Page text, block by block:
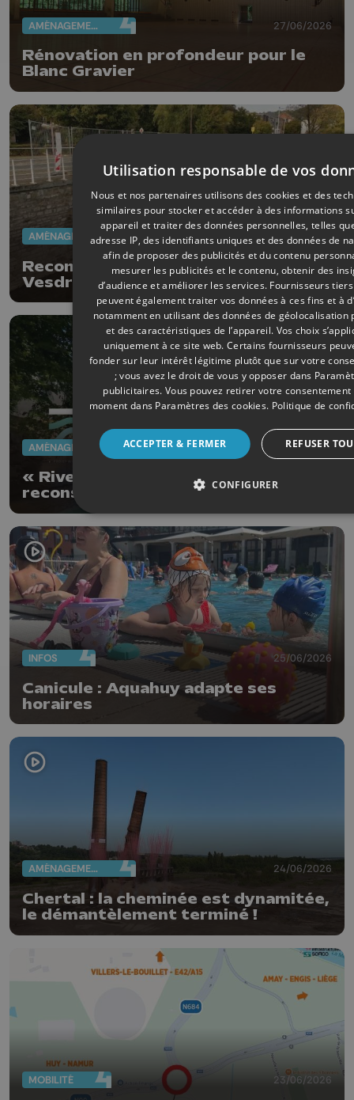
AMÉNAGEMENT DU TERRITOIRE 27/06/2026
Rénovation en profondeur pour le
Blanc Gravier
AMÉNAGEMENT DU TERRITOIRE 25/06/2026
Reconstruction de la Vallée de la
Vesdre : 2026 année décisive
25/06/2026
« Rives » : mieux comprendre la
reconstruction de la vallée de la
Vesdre
INFOS 25/06/2026
Canicule : Aquahuy adapte ses
horaires
AMÉNAGEMENT DU TERRITOIRE 24/06/2026
Chertal : la cheminée est dynamitée,
le démantèlement terminé !
MOBILITÉ 23/06/2026
Utilisation responsable de vos
Nous et nos partenaires utilisons des cookies et des
similaires pour stocker et accéder à des informations
appareil et traiter des données personnelles, telles
adresse IP, des identifiants uniques et des données de
afin de proposer des publicités et du contenu
mesurer les publicités et le contenu, obtenir des
d’audience et améliorer les services. Fournisseurs
peuvent également traiter vos données à ces fins et à
notamment en utilisant des données de géolocalisation
et des caractéristiques de l’appareil. Vos choix
uniquement à ce site web. Certains fournisseurs
fonder sur leur intérêt légitime plutôt que sur votre
; vous avez le droit de vous y opposer dans
publicitaires. Vous pouvez retirer votre
moment dans Paramètres des cookies. Politique de
ACCEPTER & FERMER REFUSER
CONFIGURER